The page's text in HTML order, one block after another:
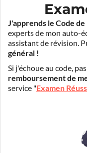
J'apprends le Code
experts de mon auto-
assistant de révision.
général !
Si j'échoue au code,
remboursement de
service "Examen